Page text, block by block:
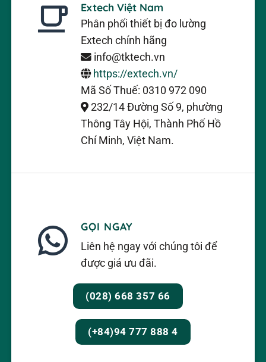
Extech Việt Nam
Phân phối thiết bị đo lường
Extech chính hãng
info@tktech.vn
https://extech.vn/
Mã Số Thuế: 0310 972 090
232/14 Đường Số 9, phường
Thông Tây Hội, Thành Phố Hồ
Chí Minh, Việt Nam.
GỌI NGAY
Liên hệ ngay với chúng tôi để
được giá ưu đãi.
(028) 668 357 66
(+84)94 777 888 4